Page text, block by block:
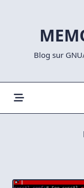
Blog sur